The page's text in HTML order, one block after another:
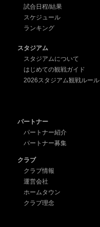
試合日程/結果
スケジュール
ランキング
スタジアム
スタジアムについて
はじめての観戦ガイド
2026スタジアム観戦ルール
パートナー
パートナー紹介
パートナー募集
クラブ
クラブ情報
運営会社
ホームタウン
クラブ理念